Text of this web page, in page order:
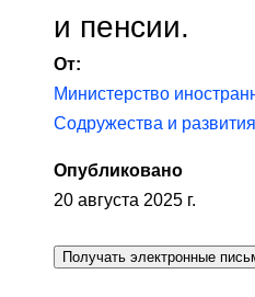
и пенсии.
От:
Министерство
Содружества и развития
Опубликовано
20 августа 2025 г.
Получать электронные